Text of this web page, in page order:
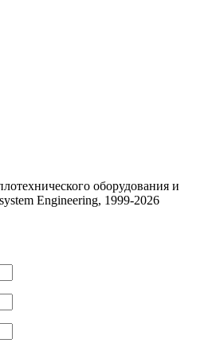
оборудования и
Engineering, 1999-2026